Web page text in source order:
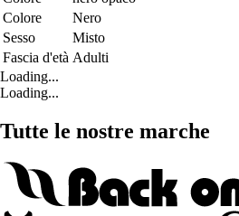
Colore
Nero
Sesso
Misto
Fascia d'età Adulti
Loading...
Loading...
Tutte le nostre marche